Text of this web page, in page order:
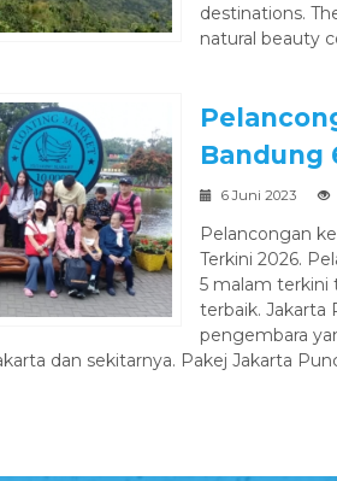
destinations.
natural beauty
Bandung
6 Juni 2023
Pelancongan
Terkini 2026.
5 malam terkini
terbaik. Jakarta
pengembara
dan sekitarnya. Pakej Jakarta